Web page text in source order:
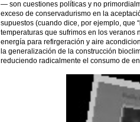
— son cuestiones políticas y no
exceso de conservadurismo en la
supuestos (cuando dice, por ejemplo, que
temperaturas que sufrimos en los veranos
energía para refirgeración y aire
la generalización de la construcción
reduciendo radicalmente el consumo de